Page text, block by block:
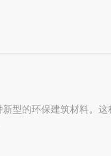
型的环保建筑材料。